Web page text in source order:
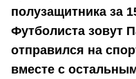
полузащитника за
Футболиста зовут
отправился на
вместе с